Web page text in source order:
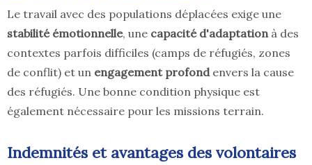
Le travail avec des populations déplacées exige une
stabilité émotionnelle, une capacité d'adaptationà des
contextes parfois difficiles (camps de réfugiés, zones
de conflit) et un engagement profondenvers la cause
des réfugiés. Une bonne condition physique est
également nécessaire pour les missions terrain.
Indemnités et avantages des volontaires